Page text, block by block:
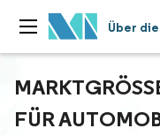
Über
ÜR